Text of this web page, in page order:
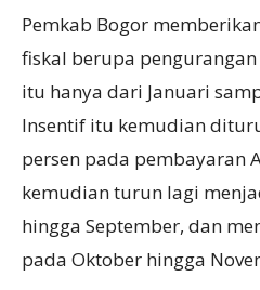
Pemkab Bogor
fiskal berupa
itu hanya dari Januari
Insentif itu kemudian
persen pada pembayaran
kemudian turun lagi
hingga September, dan
pada Oktober hingga